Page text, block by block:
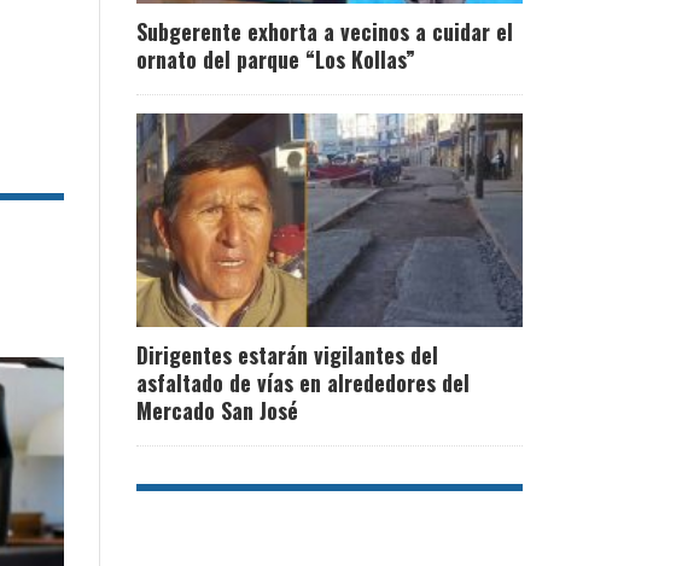
Subgerente exhorta a vecinos a cuidar el
ornato del parque “Los Kollas”
Dirigentes estarán vigilantes del
asfaltado de vías en alrededores del
Mercado San José